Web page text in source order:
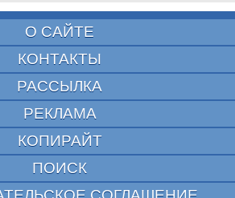
О САЙТЕ
КОНТАКТЫ
РАССЫЛКА
РЕКЛАМА
КОПИРАЙТ
ПОИСК